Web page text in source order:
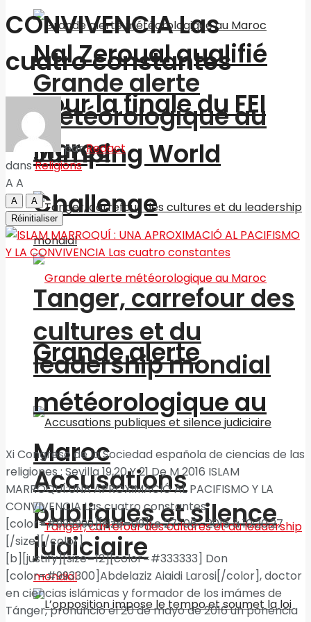
Grande alerte
météorologique au
Maroc
Tanger, carrefour des
cultures et du
leadership mondial
Accusations
publiques et silence
judiciaire
Nal Zeroual qualifié
pour la finale du FEI
Jumping World
Challenge
Grande alerte
météorologique au
Maroc
CONVIVENCIA Las
cuatro constantes
parRedact
dans Religions
A A
A
A
Réinitialiser
Xi Congreso de la Sociedad española de ciencias de las
religiones : Sevilla 19,20 Y 21 De M 2016 ISLAM
MARROQUÍ:UNA APROXIMACIÓ AL PACIFISMO Y LA
CONVIVENCIA Las cuatro constantes
[color=#999999][size=09]Le 27-06 -2016 à 10:20:27
[/size][/color]
[b][justify][size=12][color=#333333] Don
[color=#993300]Abdelaziz Aiaidi Larosi[/color], doctor
en ciencias islámicas y formador de los imámes de
Tánger, pronunció el 20 de mayo de 2016 un ponencia